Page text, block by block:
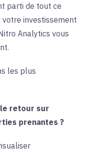
parti de tout ce
investissement
Analytics vous
les plus
retour sur
prenantes ?